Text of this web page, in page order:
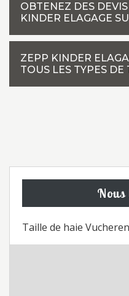
OBTENEZ DES
KINDER ELAGAGE
ZEPP KINDER
TOUS LES TYPES DE
Taille de haie